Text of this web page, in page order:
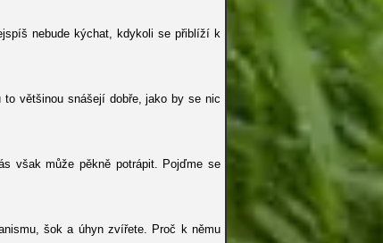
nebude kýchat, kdykoli se přiblíží k
většinou snášejí dobře, jako by se nic
však může pěkně potrápit. Pojďme se
šok a úhyn zvířete. Proč k němu